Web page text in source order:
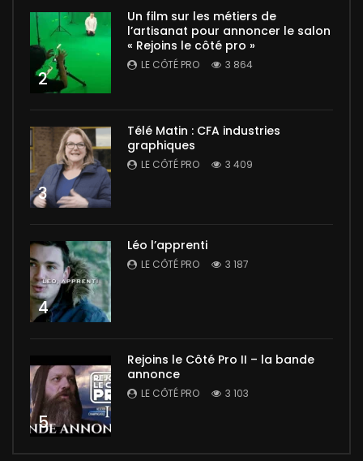
2
Un film sur les métiers de
l’artisanat pour annoncer le salon
« Rejoins le côté pro »
LE CÔTÉ PRO 3 864
3
Télé Matin : CFA industries
graphiques
LE CÔTÉ PRO 3 409
4
Léo l’apprenti
LE CÔTÉ PRO 3 187
5
Rejoins le Côté Pro II – la bande
annonce
LE CÔTÉ PRO 3 103